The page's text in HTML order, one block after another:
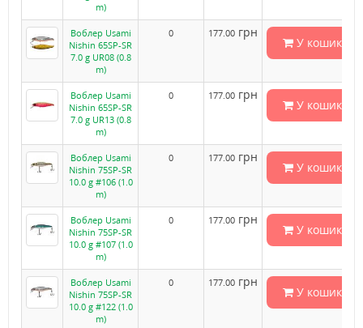
m)
Воблер Usami
Nishin 65SP-SR
7.0 g UR08 (0.8
m)
0 177.00 грн
У кошик
Воблер Usami
Nishin 65SP-SR
7.0 g UR13 (0.8
m)
0 177.00 грн
У кошик
Воблер Usami
Nishin 75SP-SR
10.0 g #106 (1.0
m)
0 177.00 грн
У кошик
Воблер Usami
Nishin 75SP-SR
10.0 g #107 (1.0
m)
0 177.00 грн
У кошик
Воблер Usami
Nishin 75SP-SR
10.0 g #122 (1.0
m)
0 177.00 грн
У кошик